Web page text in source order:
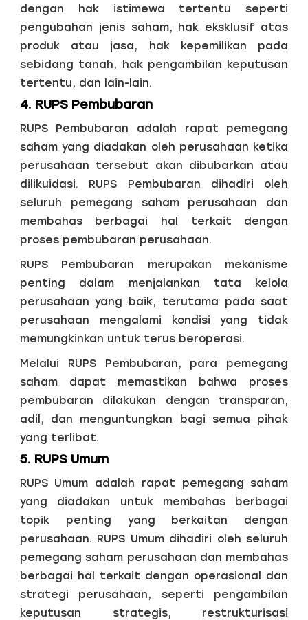
dengan hak istimewa tertentu seperti
pengubahan jenis saham, hak eksklusif atas
produk atau jasa, hak kepemilikan pada
sebidang tanah, hak pengambilan keputusan
tertentu, dan lain-lain.
4. RUPS Pembubaran
RUPS Pembubaran adalah rapat pemegang
saham yang diadakan oleh perusahaan ketika
perusahaan tersebut akan dibubarkan atau
dilikuidasi. RUPS Pembubaran dihadiri oleh
seluruh pemegang saham perusahaan dan
membahas berbagai hal terkait dengan
proses pembubaran perusahaan.
RUPS Pembubaran merupakan mekanisme
penting dalam menjalankan tata kelola
perusahaan yang baik, terutama pada saat
perusahaan mengalami kondisi yang tidak
memungkinkan untuk terus beroperasi.
Melalui RUPS Pembubaran, para pemegang
saham dapat memastikan bahwa proses
pembubaran dilakukan dengan transparan,
adil, dan menguntungkan bagi semua pihak
yang terlibat.
5. RUPS Umum
RUPS Umum adalah rapat pemegang saham
yang diadakan untuk membahas berbagai
topik penting yang berkaitan dengan
perusahaan. RUPS Umum dihadiri oleh seluruh
pemegang saham perusahaan dan membahas
berbagai hal terkait dengan operasional dan
strategi perusahaan, seperti pengambilan
keputusan strategis, restrukturisasi